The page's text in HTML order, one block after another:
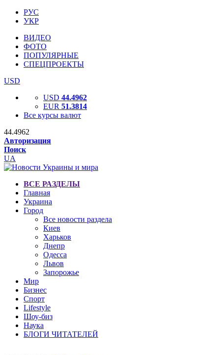
РУС
УКР
ВИДЕО
ФОТО
ПОПУЛЯРНЫЕ
СПЕЦПРОЕКТЫ
USD
USD 44.4962
EUR 51.3814
Все курсы валют
44.4962
Авторизация
Поиск
UA
ВСЕ РАЗДЕЛЫ
Главная
Украина
Город
Все новости раздела
Киев
Харьков
Днепр
Одесса
Львов
Запорожье
Мир
Бизнес
Спорт
Lifestyle
Шоу-биз
Наука
БЛОГИ ЧИТАТЕЛЕЙ